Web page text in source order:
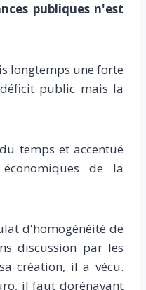
publiques n'est
longtemps une forte
public mais la
temps et accentué
de la
d'homogénéité de
discussion par les
création, il a vécu.
il faut dorénavant